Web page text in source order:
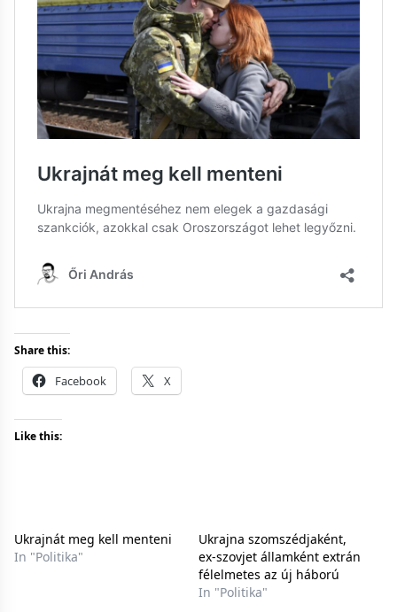
Share this:
Facebook X
Like this:
Ukrajnát meg kell menteni
In "Politika"
Ukrajna szomszédjaként,
ex-szovjet államként extrán
félelmetes az új háború
In "Politika"